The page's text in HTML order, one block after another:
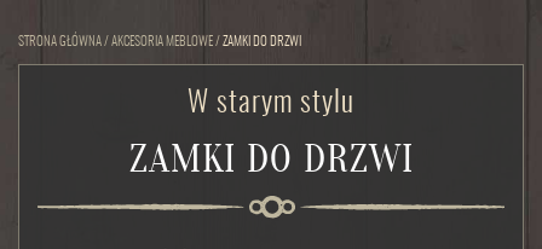
STRONA GŁÓWNA/ AKCESORIA MEBLOWE/ ZAMKI DO DRZWI
W starym stylu
ZAMKI DO DRZWI